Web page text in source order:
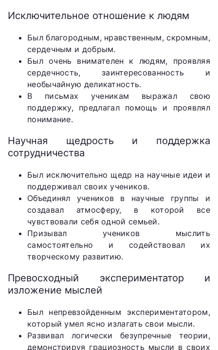
Исключительное отношение к людям
Был благородным, нравственным, скромным,
сердечным и добрым.
Был очень внимателен к людям, проявляя
сердечность, заинтересованность и
необычайную деликатность.
В письмах ученикам выражал свою
поддержку, предлагал помощь и проявлял
понимание.
Научная щедрость и поддержка
сотрудничества
Был исключительно щедр на научные идеи и
поддерживал своих учеников.
Объединял учеников в научные группы и
создавал атмосферу, в которой все
чувствовали себя одной семьей.
Призывал учеников мыслить
самостоятельно и содействовал их
творческому развитию.
Превосходный экспериментатор и
изложение мыслей
Был непревзойденным экспериментатором,
который умел ясно излагать свои мысли.
Развивал логически безупречные теории,
демонстрируя грациозность мысли в своих